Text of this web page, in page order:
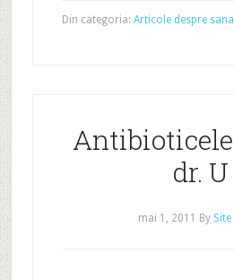
Din categoria: Articole despre
dr. U
mai 1, 2011 By